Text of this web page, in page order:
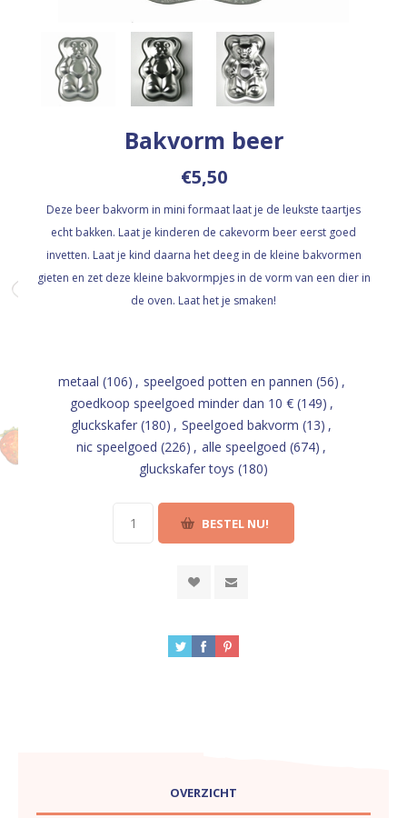
Bakvorm beer
€5,50
Deze beer bakvorm in mini formaat laat je de leukste taartjes
echt bakken. Laat je kinderen de cakevorm beer eerst goed
invetten. Laat je kind daarna het deeg in de kleine bakvormen
gieten en zet deze kleine bakvormpjes in de vorm van een dier in
de oven. Laat het je smaken!
metaal (106) , speelgoed potten en pannen (56) ,
goedkoop speelgoed minder dan 10 € (149) ,
gluckskafer (180) , Speelgoed bakvorm (13) ,
nic speelgoed (226) , alle speelgoed (674) ,
gluckskafer toys (180)
OVERZICHT